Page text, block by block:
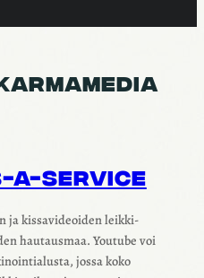
A-SERVICE
ja kissa­vi­deoi­den leik­ki­
hautaus­maa. Youtube voi
jossa koko